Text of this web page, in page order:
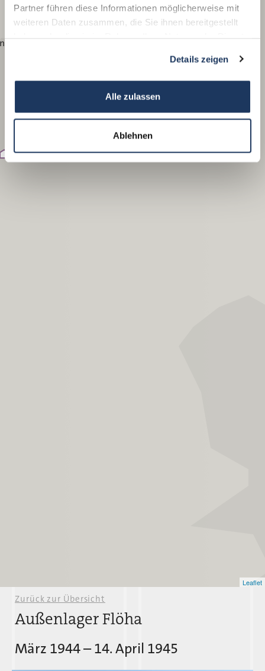
Partner führen diese Informationen möglicherweise mit
weiteren Daten zusammen, die Sie ihnen bereitgestellt
Details zeigen
Alle zulassen
Ablehnen
Schlackenwerth
Neurohlau
Holleischen
Leaflet
Zurück zur Übersicht
Außenlager Flöha
März 1944 – 14. April 1945